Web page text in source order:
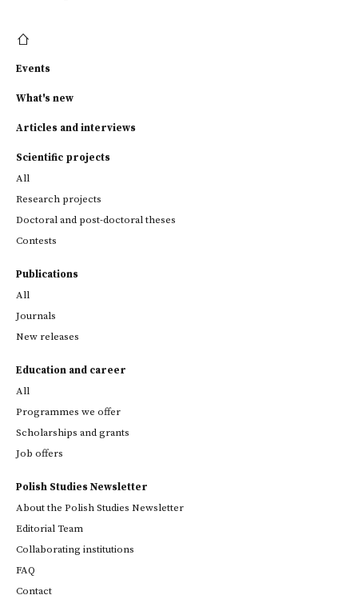
Events
What's new
Articles and interviews
Scientific projects
All
Research projects
Doctoral and post-doctoral theses
Contests
Publications
All
Journals
New releases
Education and career
All
Programmes we offer
Scholarships and grants
Job offers
Polish Studies Newsletter
About the Polish Studies Newsletter
Editorial Team
Collaborating institutions
FAQ
Contact